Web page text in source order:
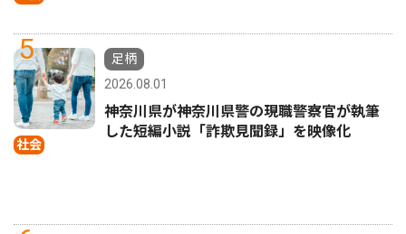
5
社会
足柄
2026.08.01
神奈川県が神奈川県警の現職警察官が執筆
した短編小説「詐欺見聞録」を映像化